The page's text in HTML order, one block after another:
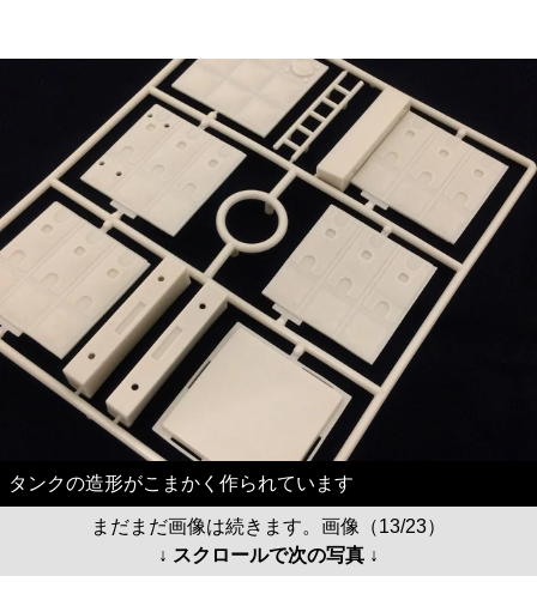
タンクの造形がこまかく作られています
まだまだ画像は続きます。画像（13/23）
↓ スクロールで次の写真 ↓